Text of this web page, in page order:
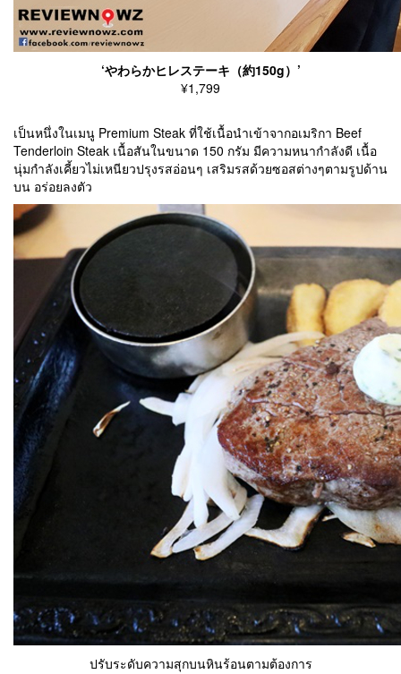
‘やわらかヒレステーキ（約150g）’
¥1,799
เป็นหนึ่งในเมนู Premium Steak ที่ใช้เนื้อนำเข้าจากอเมริกา Beef
Tenderloin Steak เนื้อสันในขนาด 150 กรัม มีความหนากำลังดี เนื้อ
นุ่มกำลังเคี้ยวไม่เหนียวปรุงรสอ่อนๆ เสริมรสด้วยซอสต่างๆตามรูปด้าน
บน อร่อยลงตัว
ปรับระดับความสุกบนหินร้อนตามต้องการ